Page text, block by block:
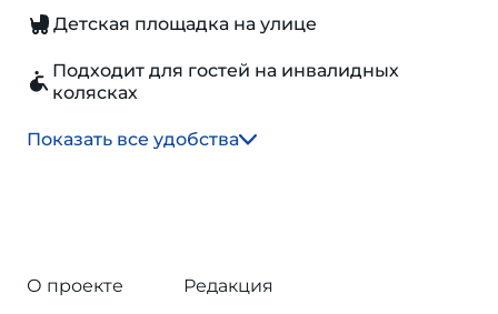
Детская площадка на улице
Подходит для гостей на инвалидных
колясках
Показать все удобства
О проекте
Редакция